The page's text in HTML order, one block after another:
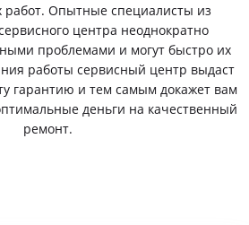
работ. Опытные специалисты из
центра неоднократно
проблемами и могут быстро их
работы сервисный центр выдаст
гарантию и тем самым докажет вам
деньги на качественный
ремонт.